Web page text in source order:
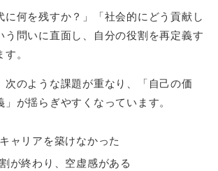
に何を残すか？」「社会的にどう貢献し
う問いに直面し、自分の役割を再定義す
。
次のような課題が重なり、「自己の価
が揺らぎやすくなっています。
ャリアを築けなかった
が終わり、空虚感がある